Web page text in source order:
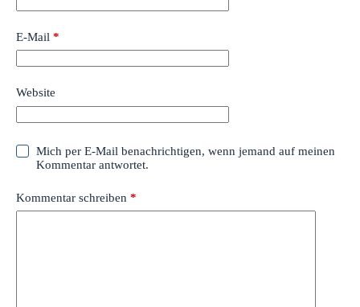
E-Mail *
Website
Mich per E-Mail benachrichtigen, wenn jemand auf meinen
Kommentar antwortet.
Kommentar schreiben *